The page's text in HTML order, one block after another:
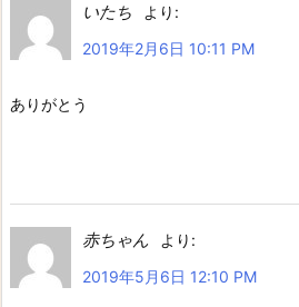
いたち
より:
2019年2月6日 10:11 PM
ありがとう
赤ちゃん
より:
2019年5月6日 12:10 PM